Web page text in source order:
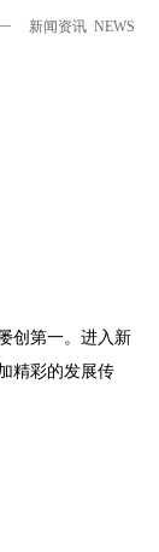
新闻资讯 NEWS
创第一。进入新
精彩的发展传